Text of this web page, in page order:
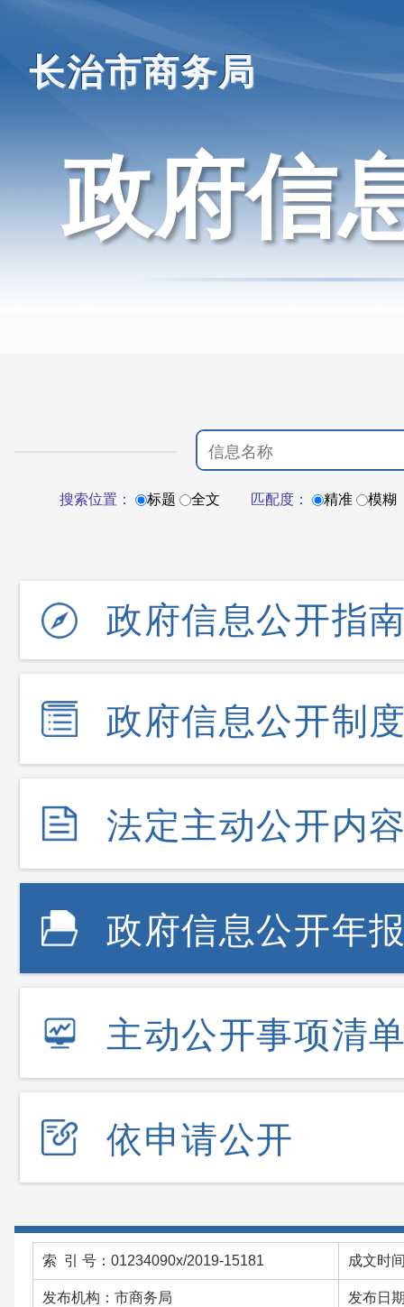
长治市商务局
政府信
搜索位置： 标题 全文 匹配度： 精准 模糊
政府信息公开指
政府信息公开制
法定主动公开内
政府信息公开年
主动公开事项清
依申请公开
索 引 号：01234090x/2019-15181 成文时
发布机构：市商务局 发布日